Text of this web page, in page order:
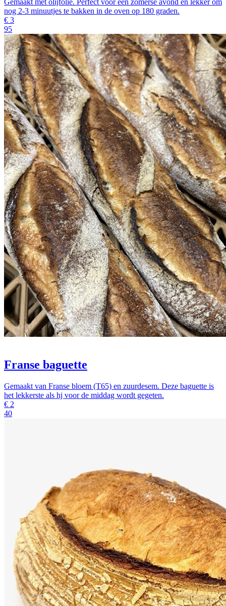
Gemaakt met olijfolie. Perfect voor een zomerse avond en lekker om
nog 2-3 minuutjes te bakken in de oven op 180 graden.
€ 3
95
Franse baguette
Gemaakt van Franse bloem (T65) en zuurdesem. Deze baguette is
het lekkerste als hj voor de middag wordt gegeten.
€ 2
40